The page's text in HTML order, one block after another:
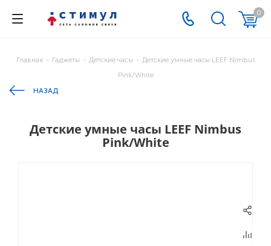
0
Главная - Гаджеты - Детские часы - Детские умные часы LEEF Nimbus
Pink/White
НАЗАД
Детские умные часы LEEF Nimbus
Pink/White